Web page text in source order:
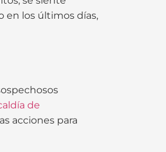
en los últimos días,
de
acciones para